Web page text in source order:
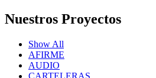
Nuestros Proyectos
Show All
AFIRME
AUDIO